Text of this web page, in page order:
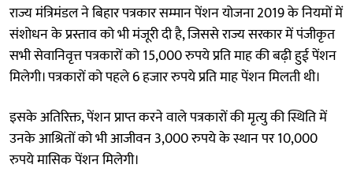
राज्य मंत्रिमंडल ने बिहार पत्रकार सम्मान पेंशन योजना 2019 के नियमों में
संशोधन के प्रस्ताव को भी मंजूरी दी है, जिससे राज्य सरकार में पंजीकृत
सभी सेवानिवृत्त पत्रकारों को 15,000 रुपये प्रति माह की बढ़ी हुई पेंशन
मिलेगी। पत्रकारों को पहले 6 हजार रुपये प्रति माह पेंशन मिलती थी।
इसके अतिरिक्त, पेंशन प्राप्त करने वाले पत्रकारों की मृत्यु की स्थिति में
उनके आश्रितों को भी आजीवन 3,000 रुपये के स्थान पर 10,000
रुपये मासिक पेंशन मिलेगी।